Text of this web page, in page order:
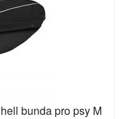
bunda pro psy M